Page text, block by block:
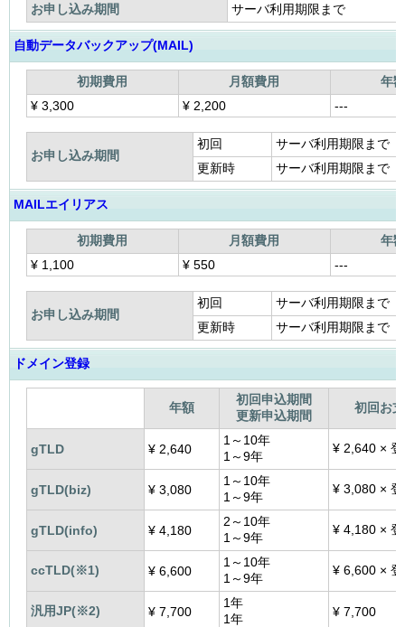
お申し込み期間 サーバ利用期限まで
自動データバックアップ(MAIL)
初期費用 月額費用
年
¥3,300 ¥2,200 ---
お申し込み期間
初回
サーバ利用期限まで
更新時
サーバ利用期限まで
MAILエイリアス
初期費用 月額費用
年
¥1,100 ¥550 ---
お申し込み期間
初回
サーバ利用期限まで
更新時
サーバ利用期限まで
ドメイン登録
年額
初回申込期間
更新申込期間
初回お
gTLD ¥2,640
1～10年
1～9年
¥2,640 × 登
gTLD(biz) ¥3,080
1～10年
1～9年
¥3,080 × 登
gTLD(info) ¥4,180
2～10年
1～9年
¥4,180 × 登
ccTLD(※1) ¥6,600
1～10年
1～9年
¥6,600 × 登
汎用JP(※2) ¥7,700
1年
1年
¥7,700